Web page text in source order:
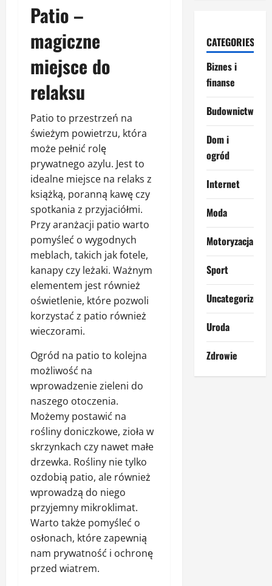
Patio –
magiczne
miejsce do
relaksu
Patio to przestrzeń na
świeżym powietrzu, która
może pełnić rolę
prywatnego azylu. Jest to
idealne miejsce na relaks z
książką, poranną kawę czy
spotkania z przyjaciółmi.
Przy aranżacji patio warto
pomyśleć o wygodnych
meblach, takich jak fotele,
kanapy czy leżaki. Ważnym
elementem jest również
oświetlenie, które pozwoli
korzystać z patio również
wieczorami.
Ogród na patio to kolejna
możliwość na
wprowadzenie zieleni do
naszego otoczenia.
Możemy postawić na
rośliny doniczkowe, zioła w
skrzynkach czy nawet małe
drzewka. Rośliny nie tylko
ozdobią patio, ale również
wprowadzą do niego
przyjemny mikroklimat.
Warto także pomyśleć o
osłonach, które zapewnią
nam prywatność i ochronę
przed wiatrem.
CATEGORIES
Biznes i
finanse
Budownictwo
Dom i
ogród
Internet
Moda
Motoryzacja
Sport
Uncategorized
Uroda
Zdrowie